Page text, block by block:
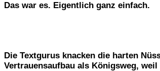
Das war es. Eigentlich ganz einfach.
Die Textgurus knacken die harten
Vertrauensaufbau als Königsweg,